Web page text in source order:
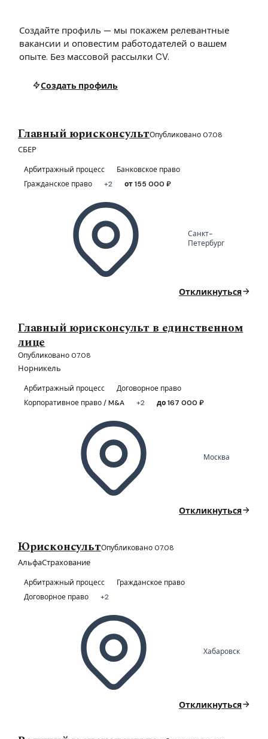
Создайте профиль — мы покажем релевантные
вакансии и оповестим работодателей о вашем
опыте. Без массовой рассылки CV.
Создать профиль
Главный юрисконсультОпубликовано 07.08
СБЕР
Арбитражный процесс
Банковское право
Гражданское право
+2 от 155 000 ₽
Санкт-
Петербург
Откликнуться
Главный юрисконсульт в единственном
лице
Опубликовано 07.08
Норникель
Арбитражный процесс
Договорное право
Корпоративное право / M&A
+2 до 167 000 ₽
Москва
Откликнуться
ЮрисконсультОпубликовано 07.08
АльфаСтрахование
Арбитражный процесс
Гражданское право
Договорное право
+2
Хабаровск
Откликнуться